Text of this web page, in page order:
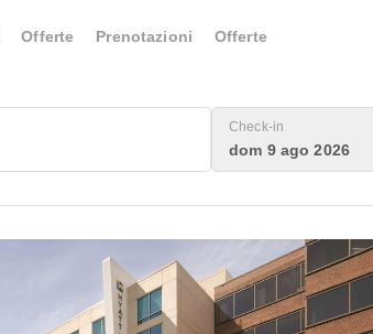
Offerte Prenotazioni Offerte
Check-in
dom 9 ago 2026